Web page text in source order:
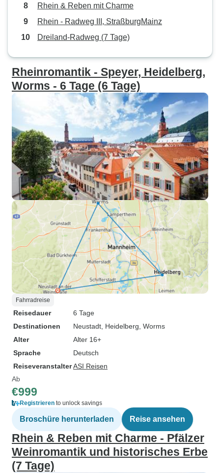
Rhein & Reben mit Charme
Rhein - Radweg III, StraßburgMainz
Dreiland-Radweg (7 Tage)
Rheinromantik - Speyer, Heidelberg,
Worms - 6 Tage (6 Tage)
Fahrradreise
Reisedauer
6 Tage
Destinationen
Neustadt , Heidelberg , Worms
Alter
Alter 16+
Sprache
Deutsch
ReiseveranstalterASI Reisen
Ab
€999
Registrieren to unlock savings
Broschüre herunterladen Reise ansehen
Rhein & Reben mit Charme - Pfälzer
Weinromantik und historisches Erbe
(7 Tage)